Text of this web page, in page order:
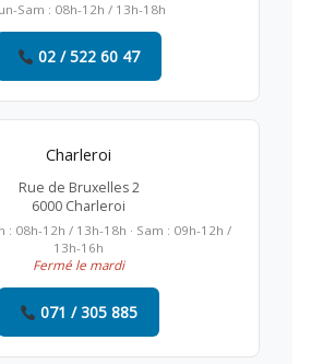
Sam : 08h-12h / 13h-18h
02 / 522 60 47
Charleroi
Rue de Bruxelles 2
6000 Charleroi
: 08h-12h / 13h-18h · Sam : 09h-12h /
13h-16h
Fermé le mardi
071 / 305 885